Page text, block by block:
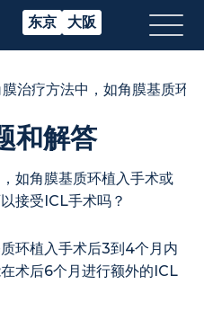
东京 大阪
治疗方法中，如角膜基质环
和解答
如角膜基质环植入手术或
接受ICL手术吗？
环植入手术后3到4个月内
术后6个月进行额外的ICL